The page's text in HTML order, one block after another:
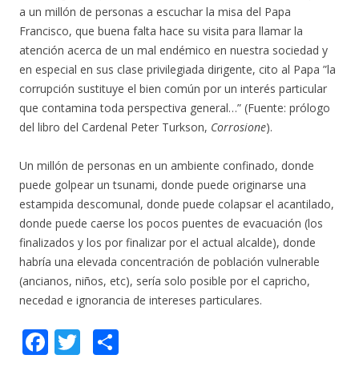
a un millón de personas a escuchar la misa del Papa
Francisco, que buena falta hace su visita para llamar la
atención acerca de un mal endémico en nuestra sociedad y
en especial en sus clase privilegiada dirigente, cito al Papa ”la
corrupción sustituye el bien común por un interés particular
que contamina toda perspectiva general…” (Fuente: prólogo
del libro del Cardenal Peter Turkson, Corrosione).
Un millón de personas en un ambiente confinado, donde
puede golpear un tsunami, donde puede originarse una
estampida descomunal, donde puede colapsar el acantilado,
donde puede caerse los pocos puentes de evacuación (los
finalizados y los por finalizar por el actual alcalde), donde
habría una elevada concentración de población vulnerable
(ancianos, niños, etc), sería solo posible por el capricho,
necedad e ignorancia de intereses particulares.
F T